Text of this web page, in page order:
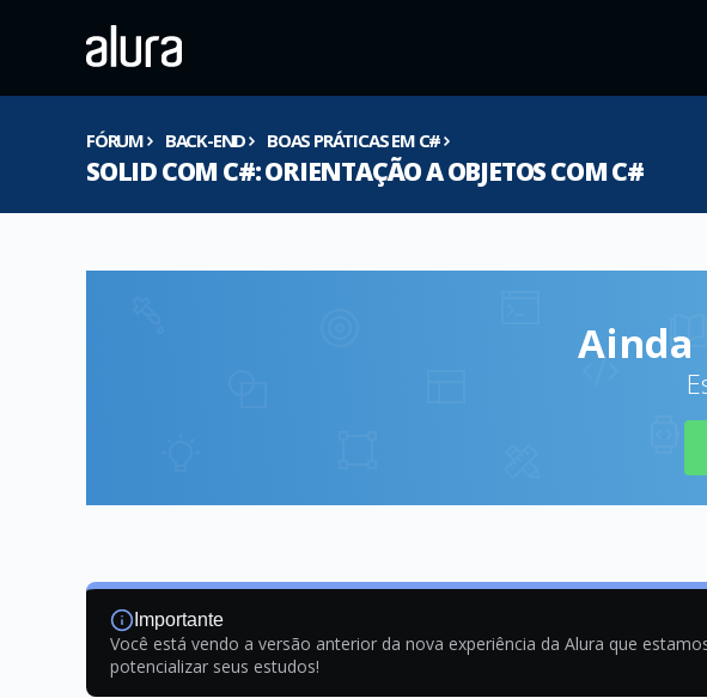
FÓRUM BACK-END BOAS PRÁTICAS EM C#
SOLID COM C#: ORIENTAÇÃO A OBJETOS COM C#
Ainda
Importante
Você está vendo a versão anterior da nova experiência da Alura que
potencializar seus estudos!